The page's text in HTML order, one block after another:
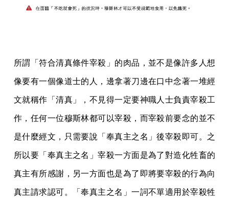
所謂「符合清真條件宰殺」的肉品，並不是像許多人想
像要有一個像道士的人，邊拿著刀邊在口中念著一堆經
文就稱作「清真」，不見得一定要神職人士負責宰殺工
作，任何一位穆斯林都可以宰殺，而宰殺前要念的並不
是什麼經文，只需要說「奉真主之名」後宰殺即可。之
所以要「奉真主之名」宰殺一方面是為了對造化牲畜的
真主有所感謝，另一方面也是為了即將要宰殺的行為向
真主請求認可。「奉真主之名」一詞不單適用於宰殺牲